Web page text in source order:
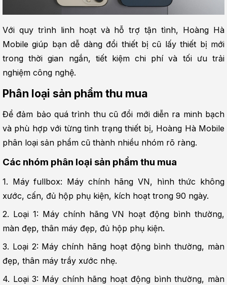
Với quy trình linh hoạt và hỗ trợ tận tình, Hoàng Hà
Mobile giúp bạn dễ dàng đổi thiết bị cũ lấy thiết bị mới
trong thời gian ngắn, tiết kiệm chi phí và tối ưu trải
nghiệm công nghệ.
Phân loại sản phẩm thu mua
Để đảm bảo quá trình thu cũ đổi mới diễn ra minh bạch
và phù hợp với từng tình trạng thiết bị, Hoàng Hà Mobile
phân loại sản phẩm cũ thành nhiều nhóm rõ ràng.
Các nhóm phân loại sản phẩm thu mua
1. Máy fullbox: Máy chính hãng VN, hình thức không
xước, cấn, đủ hộp phụ kiện, kích hoạt trong 90 ngày.
2. Loại 1: Máy chính hãng VN hoạt động bình thường,
màn đẹp, thân máy đẹp, đủ hộp phụ kiện.
3. Loại 2: Máy chính hãng hoạt động bình thường, màn
đẹp, thân máy trầy xước nhẹ.
4. Loại 3: Máy chính hãng hoạt động bình thường, màn